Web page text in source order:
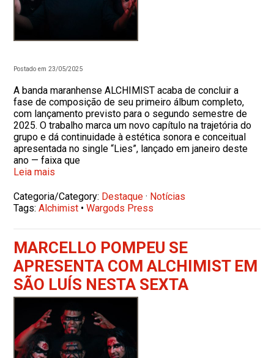
Postado em 23/05/2025
A banda maranhense ALCHIMIST acaba de concluir a
fase de composição de seu primeiro álbum completo,
com lançamento previsto para o segundo semestre de
2025. O trabalho marca um novo capítulo na trajetória do
grupo e dá continuidade à estética sonora e conceitual
apresentada no single “Lies”, lançado em janeiro deste
ano — faixa que
Leia mais
Categoria/Category: Destaque · Notícias
Tags:Alchimist •Wargods Press
MARCELLO POMPEU SE
APRESENTA COM ALCHIMIST EM
SÃO LUÍS NESTA SEXTA